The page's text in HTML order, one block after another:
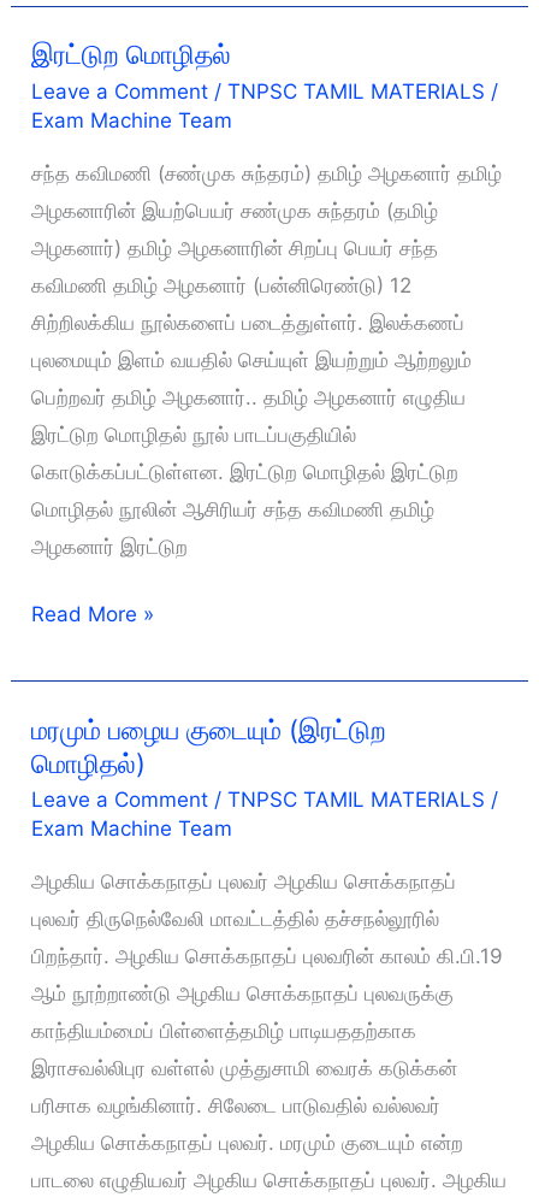
இரட்டுற மொழிதல்
Leave a Comment /TNPSC TAMIL MATERIALS /
Exam Machine Team
சந்த கவிமணி (சண்முக சுந்தரம்) தமிழ் அழகனார் தமிழ்
அழகனாரின் இயற்பெயர் சண்முக சுந்தரம் (தமிழ்
அழகனார்) தமிழ் அழகனாரின் சிறப்பு பெயர் சந்த
கவிமணி தமிழ் அழகனார் (பன்னிரெண்டு) 12
சிற்றிலக்கிய நூல்களைப் படைத்துள்ளர். இலக்கணப்
புலமையும் இளம் வயதில் செய்யுள் இயற்றும் ஆற்றலும்
பெற்றவர் தமிழ் அழகனார்.. தமிழ் அழகனார் எழுதிய
இரட்டுற மொழிதல் நூல் பாடப்பகுதியில்
கொடுக்கப்பட்டுள்ளன. இரட்டுற மொழிதல் இரட்டுற
மொழிதல் நூலின் ஆசிரியர் சந்த கவிமணி தமிழ்
அழகனார் இரட்டுற
இரட்டுற
Read More »
மரமும் பழைய குடையும் (இரட்டுற
மொழிதல்)
Leave a Comment /TNPSC TAMIL MATERIALS /
Exam Machine Team
அழகிய சொக்கநாதப் புலவர் அழகிய சொக்கநாதப்
புலவர் திருநெல்வேலி மாவட்டத்தில் தச்சநல்லூரில்
பிறந்தார். அழகிய சொக்கநாதப் புலவரின் காலம் கி.பி.19
ஆம் நூற்றாண்டு அழகிய சொக்கநாதப் புலவருக்கு
காந்தியம்மைப் பிள்ளைத்தமிழ் பாடியததற்காக
இராசவல்லிபுர வள்ளல் முத்துசாமி வைரக் கடுக்கன்
பரிசாக வழங்கினார். சிலேடை பாடுவதில் வல்லவர்
அழகிய சொக்கநாதப் புலவர். மரமும் குடையும் என்ற
பாடலை எழுதியவர் அழகிய சொக்கநாதப் புலவர். அழகிய